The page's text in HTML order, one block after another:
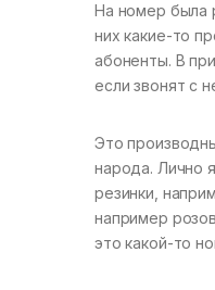
На номер была
них какие-то
абоненты. В
если звонят с
Это
народа. Лично
резинки,
например
это какой-то